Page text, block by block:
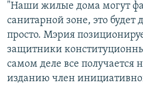
"Наши жилые дома могут
санитарной зоне, это
просто. Мэрия
защитники
самом деле все получается
изданию член